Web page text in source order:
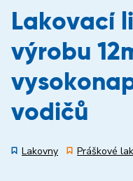
Lakovací
výrobu
vodičů
Lakovny Práškové